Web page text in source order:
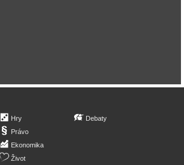
Hry
Právo
Ekonomika
Život
Debaty